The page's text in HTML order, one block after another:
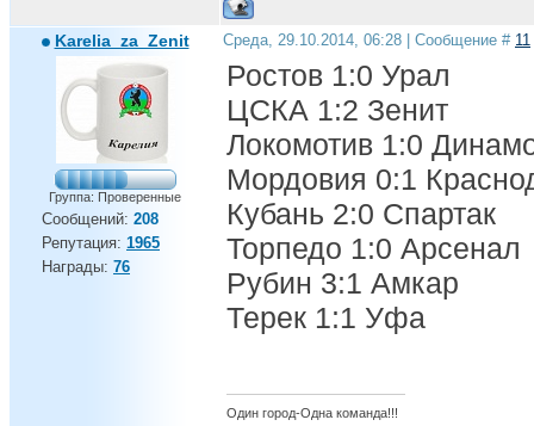
Karelia_za_Zenit
Группа: Проверенные
Сообщений: 208
Репутация: 1965
Награды: 76
Среда, 29.10.2014, 06:28 | Сообщение # 11
Ростов 1:0 Урал
ЦСКА 1:2 Зенит
Локомотив 1:0
Мордовия 0:1
Кубань 2:0 Спартак
Торпедо 1:0 Арсенал
Рубин 3:1 Амкар
Терек 1:1 Уфа
Один город-Одна команда!!!